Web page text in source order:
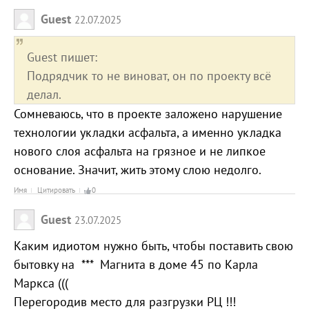
Guest 22.07.2025
Guest пишет:
Подрядчик то не виноват, он по проекту всё
делал.
Сомневаюсь, что в проекте заложено нарушение
технологии укладки асфальта, а именно укладка
нового слоя асфальта на грязное и не липкое
основание. Значит, жить этому слою недолго.
Имя Цитировать 0
Guest 23.07.2025
Каким идиотом нужно быть, чтобы поставить свою
бытовку на *** Магнита в доме 45 по Карла
Маркса (((
Перегородив место для разгрузки РЦ !!!